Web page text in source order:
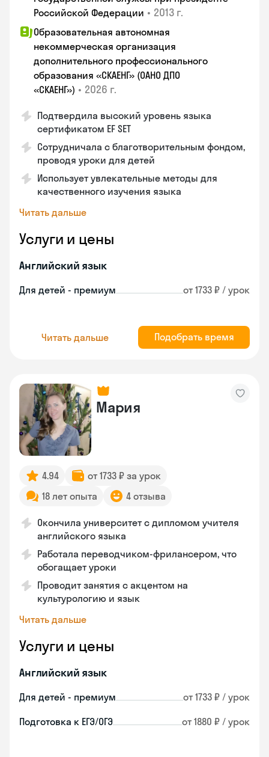
Российской Федерации • 2013 г.
Образовательная автономная
некоммерческая организация
дополнительного профессионального
образования «СКАЕНГ» (ОАНО ДПО
«СКАЕНГ») • 2026 г.
Подтвердила высокий уровень языка
сертификатом EF SET
Сотрудничала с благотворительным фондом,
проводя уроки для детей
Использует увлекательные методы для
качественного изучения языка
Читать дальше
Услуги и цены
Английский язык
Для детей - премиум от 1733 ₽ / урок
Читать дальше Подобрать время
Мария
4.94
от 1733 ₽ за урок
18 лет опыта
4 отзыва
Окончила университет с дипломом учителя
английского языка
Работала переводчиком-фрилансером, что
обогащает уроки
Проводит занятия с акцентом на
культурологию и язык
Читать дальше
Услуги и цены
Английский язык
Для детей - премиум от 1733 ₽ / урок
Подготовка к ЕГЭ/ОГЭ от 1880 ₽ / урок